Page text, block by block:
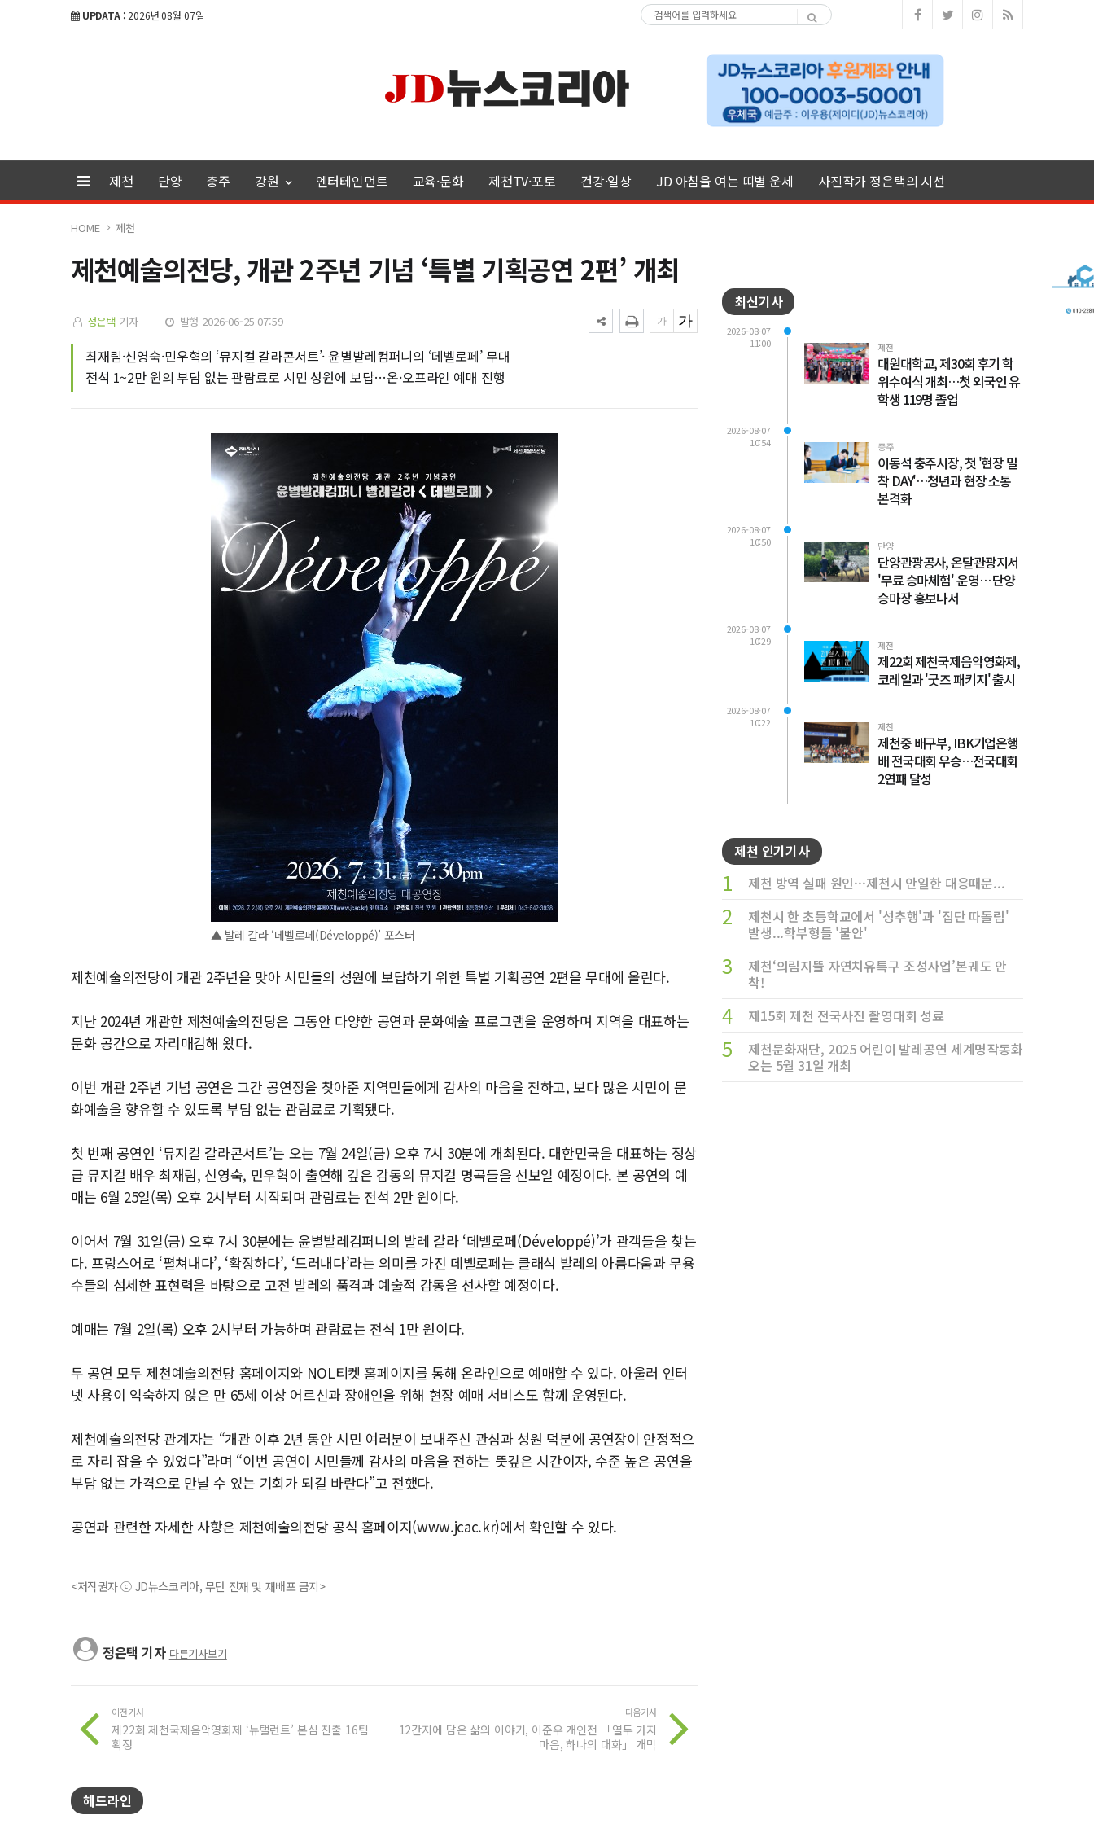
UPDATA : 2026년 08월 07일
제천 단양 충주 강원 엔터테인먼트 교육·문화 제천TV·포토 건강·일상 JD 아침을 여는 띠별 운세 사진작가 정은택의 시선
HOME 제천
제천예술의전당, 개관 2주년 기념 ‘특별 기획공연 2편’ 개최
정은택 기자 발행 2026-06-25 07:59
최재림·신영숙·민우혁의 ‘뮤지컬 갈라콘서트’· 윤별발레컴퍼니의 ‘데벨로페’ 무대
전석 1~2만 원의 부담 없는 관람료로 시민 성원에 보답…온·오프라인 예매 진행
▲ 발레 갈라 ‘데벨로페(Développé)’ 포스터
제천예술의전당이 개관 2주년을 맞아 시민들의 성원에 보답하기 위한 특별 기획공연 2편을 무대에 올린다.
지난 2024년 개관한 제천예술의전당은 그동안 다양한 공연과 문화예술 프로그램을 운영하며 지역을 대표하는
문화 공간으로 자리매김해 왔다.
이번 개관 2주년 기념 공연은 그간 공연장을 찾아준 지역민들에게 감사의 마음을 전하고, 보다 많은 시민이 문
화예술을 향유할 수 있도록 부담 없는 관람료로 기획됐다.
첫 번째 공연인 ‘뮤지컬 갈라콘서트’는 오는 7월 24일(금) 오후 7시 30분에 개최된다. 대한민국을 대표하는 정상
급 뮤지컬 배우 최재림, 신영숙, 민우혁이 출연해 깊은 감동의 뮤지컬 명곡들을 선보일 예정이다. 본 공연의 예
매는 6월 25일(목) 오후 2시부터 시작되며 관람료는 전석 2만 원이다.
이어서 7월 31일(금) 오후 7시 30분에는 윤별발레컴퍼니의 발레 갈라 ‘데벨로페(Développé)’가 관객들을 찾는
다. 프랑스어로 ‘펼쳐내다’, ‘확장하다’, ‘드러내다’라는 의미를 가진 데벨로페는 클래식 발레의 아름다움과 무용
수들의 섬세한 표현력을 바탕으로 고전 발레의 품격과 예술적 감동을 선사할 예정이다.
예매는 7월 2일(목) 오후 2시부터 가능하며 관람료는 전석 1만 원이다.
두 공연 모두 제천예술의전당 홈페이지와 NOL티켓 홈페이지를 통해 온라인으로 예매할 수 있다. 아울러 인터
넷 사용이 익숙하지 않은 만 65세 이상 어르신과 장애인을 위해 현장 예매 서비스도 함께 운영된다.
제천예술의전당 관계자는 “개관 이후 2년 동안 시민 여러분이 보내주신 관심과 성원 덕분에 공연장이 안정적으
로 자리 잡을 수 있었다”라며 “이번 공연이 시민들께 감사의 마음을 전하는 뜻깊은 시간이자, 수준 높은 공연을
부담 없는 가격으로 만날 수 있는 기회가 되길 바란다”고 전했다.
공연과 관련한 자세한 사항은 제천예술의전당 공식 홈페이지(www.jcac.kr)에서 확인할 수 있다.
<저작권자 ⓒ JD뉴스코리아, 무단 전재 및 재배포 금지>
정은택 기자 다른기사보기
이전기사
제22회 제천국제음악영화제 ‘뉴탤런트’ 본심 진출 16팀
확정
다음기사
12간지에 담은 삶의 이야기, 이준우 개인전 「열두 가지
마음, 하나의 대화」 개막
헤드라인
최신기사
2026-08-07
11:00
제천
대원대학교, 제30회 후기 학
위수여식 개최…첫 외국인 유
학생 119명 졸업
2026-08-07
10:54
충주
이동석 충주시장, 첫 '현장 밀
착 DAY'…청년과 현장 소통
본격화
2026-08-07
10:50
단양
단양관광공사, 온달관광지서
'무료 승마체험' 운영… 단양
승마장 홍보나서
2026-08-07
10:29
제천
제22회 제천국제음악영화제,
코레일과 '굿즈 패키지' 출시
2026-08-07
10:22
제천
제천중 배구부, IBK기업은행
배 전국대회 우승…전국대회
2연패 달성
제천 인기기사
1 제천 방역 실패 원인···제천시 안일한 대응때문...
2
제천시 한 초등학교에서 '성추행'과 '집단 따돌림'
발생...학부형들 '불안'
3
제천‘의림지뜰 자연치유특구 조성사업’본궤도 안
착!
4 제15회 제천 전국사진 촬영대회 성료
5
제천문화재단, 2025 어린이 발레공연 세계명작동화
오는 5월 31일 개최